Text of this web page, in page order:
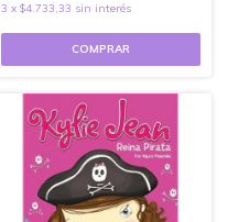
3 x $4.733,33 sin interés